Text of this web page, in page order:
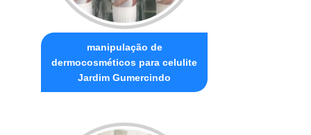
manipulação de
dermocosméticos para celulite
Jardim Gumercindo